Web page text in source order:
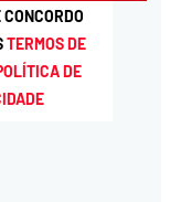
CONCORDO
TERMOS DE
DE